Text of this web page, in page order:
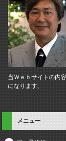
当Ｗｅｂサイトの内
になります。
メニュー